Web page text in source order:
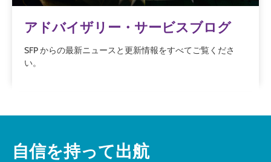
アドバイザリー・サービスブログ
SFP からの最新ニュースと更新情報をすべてご覧くださ
い。
自信を持って出航